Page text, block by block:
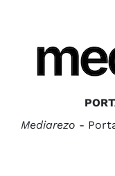
Mediarezo -